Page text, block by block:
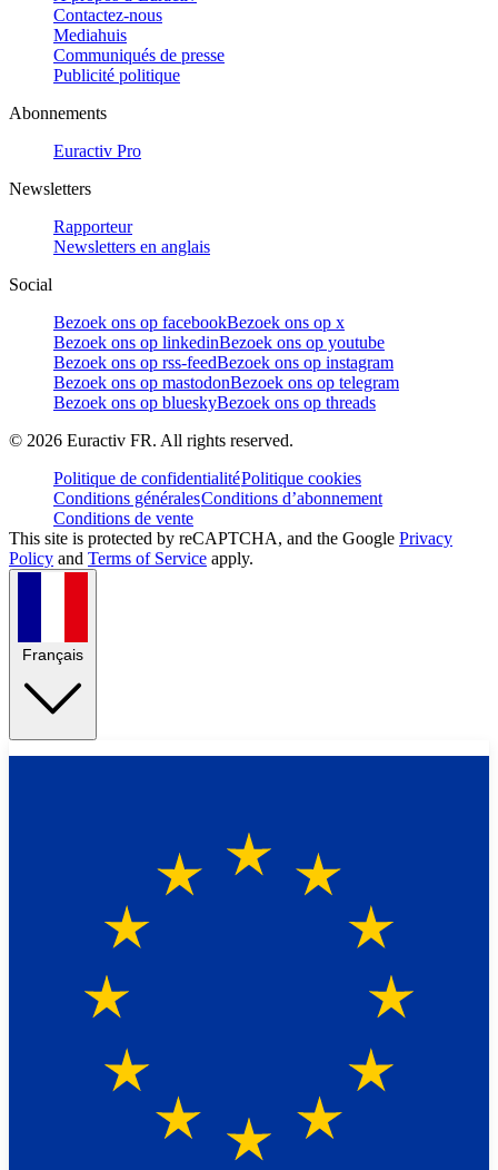
Contactez-nous
Mediahuis
Communiqués de presse
Publicité politique
Abonnements
Euractiv Pro
Newsletters
Rapporteur
Newsletters en anglais
Social
Bezoek ons op facebookBezoek ons op x
Bezoek ons op linkedinBezoek ons op youtube
Bezoek ons op rss-feedBezoek ons op instagram
Bezoek ons op mastodonBezoek ons op telegram
Bezoek ons op blueskyBezoek ons op threads
© 2026 Euractiv FR. All rights reserved.
Politique de confidentialitéPolitique cookies
Conditions généralesConditions d’abonnement
Conditions de vente
This site is protected by reCAPTCHA, and the Google Privacy
Policy and Terms of Service apply.
Français